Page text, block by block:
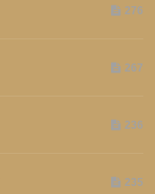
276
267
236
235